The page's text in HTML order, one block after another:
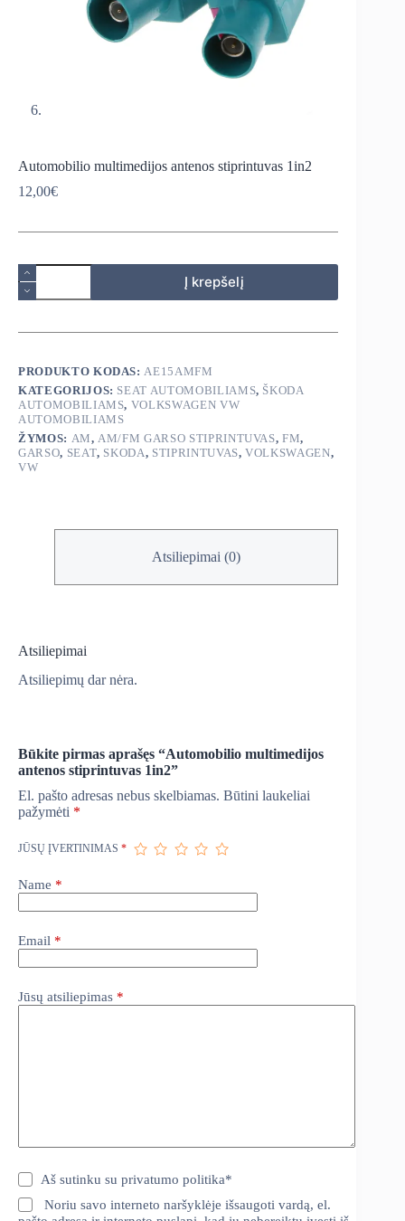
Automobilio multimedijos antenos stiprintuvas 1in2
12,00€
produkto
kiekis:
Automobilio
antenos
Į krepšelį
PRODUKTO KODAS: AE15AMFM
KATEGORIJOS: SEAT AUTOMOBILIAMS, ŠKODA
AUTOMOBILIAMS, VOLKSWAGEN VW
AUTOMOBILIAMS
ŽYMOS: AM, AM/FM GARSO STIPRINTUVAS,FM,
GARSO, SEAT, SKODA, STIPRINTUVAS,VOLKSWAGEN,
VW
Atsiliepimai (0)
Atsiliepimai
Atsiliepimų dar nėra.
Būkite pirmas aprašęs “Automobilio multimedijos
antenos stiprintuvas 1in2”
El. pašto adresas nebus skelbiamas. Būtini laukeliai
pažymėti *
JŪSŲ ĮVERTINIMAS *
Name *
Email *
Jūsų atsiliepimas *
Aš sutinku suprivatumo politika*
Noriu savo interneto naršyklėje išsaugoti vardą, el.